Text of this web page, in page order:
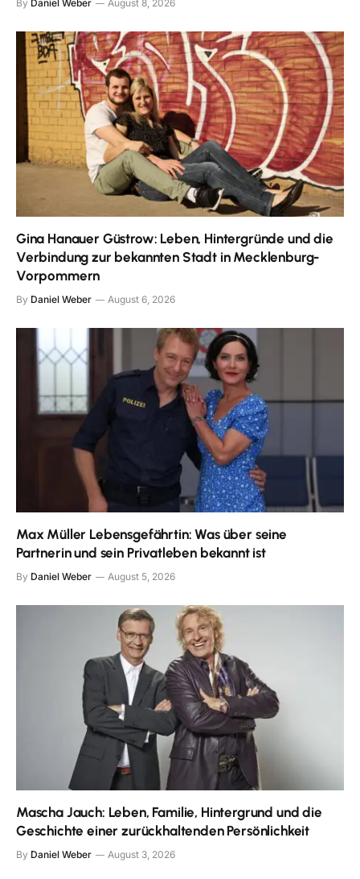
By Daniel Weber August 8, 2026
Gina Hanauer Güstrow: Leben, Hintergründe und die
Verbindung zur bekannten Stadt in Mecklenburg-
Vorpommern
By Daniel Weber August 6, 2026
Max Müller Lebensgefährtin: Was über seine
Partnerin und sein Privatleben bekannt ist
By Daniel Weber August 5, 2026
Mascha Jauch: Leben, Familie, Hintergrund und die
Geschichte einer zurückhaltenden Persönlichkeit
By Daniel Weber August 3, 2026